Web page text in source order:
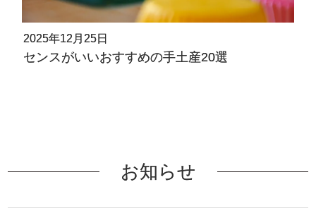
2025年12月25日
センスがいいおすすめの手土産20選
お知らせ